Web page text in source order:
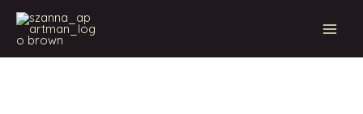
Skip
content